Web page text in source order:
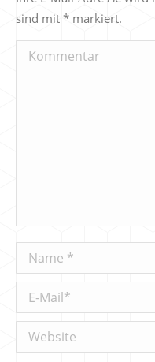
sind mit * markiert.
Kommentar
Name *
E-Mail *
Website